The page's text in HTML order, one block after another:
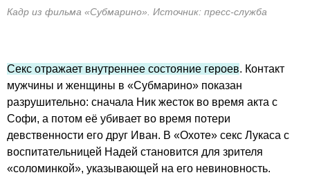
Кадр из фильма «Субмарино». Источник: пресс-служба
Секс отражает внутреннее состояние героев. Контакт
мужчины и женщины в «Субмарино» показан
разрушительно: сначала Ник жесток во время акта с
Софи, а потом её убивает во время потери
девственности его друг Иван. В «Охоте» секс Лукаса с
воспитательницей Надей становится для зрителя
«соломинкой», указывающей на его невиновность.